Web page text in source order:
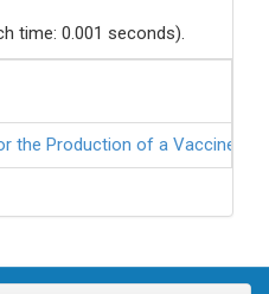
time: 0.001 seconds).
the Production of a Vaccine